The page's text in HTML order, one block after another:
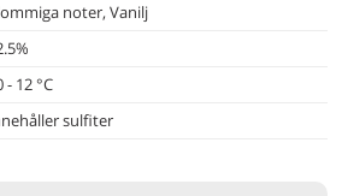
noter, Vanilj
- 12 °C
sulfiter